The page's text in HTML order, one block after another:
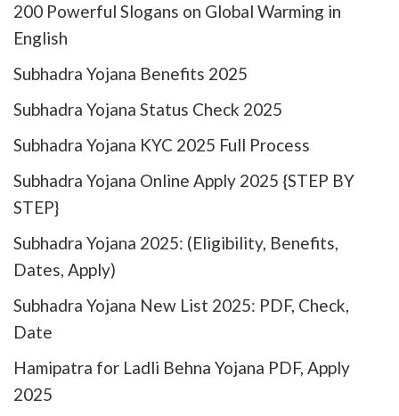
200 Powerful Slogans on Global Warming in
English
Subhadra Yojana Benefits 2025
Subhadra Yojana Status Check 2025
Subhadra Yojana KYC 2025 Full Process
Subhadra Yojana Online Apply 2025​ {STEP BY
STEP}
Subhadra Yojana 2025: (Eligibility, Benefits,
Dates, Apply)
Subhadra Yojana New List 2025: PDF, Check,
Date
Hamipatra for Ladli Behna Yojana PDF, Apply
2025